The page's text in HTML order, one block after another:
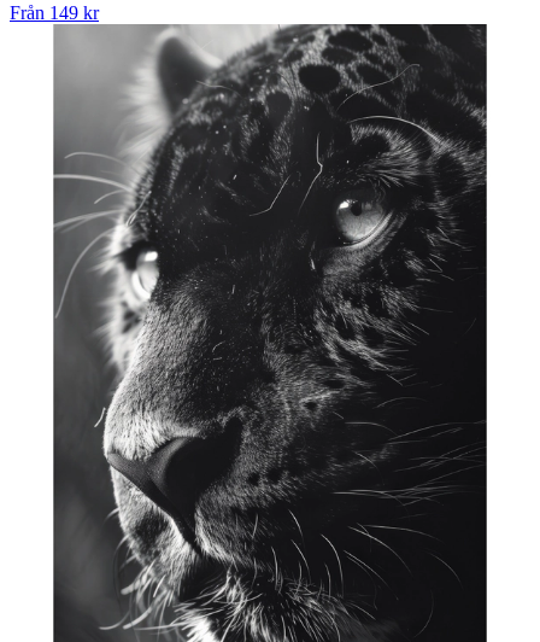
Från 149 kr